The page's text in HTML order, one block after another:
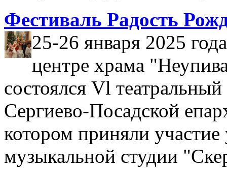
Фестиваль Радость
25-26 января 2025
центре храма
состоялся Vl
Сергиево-Посадской
котором приняли
музыкальной студии